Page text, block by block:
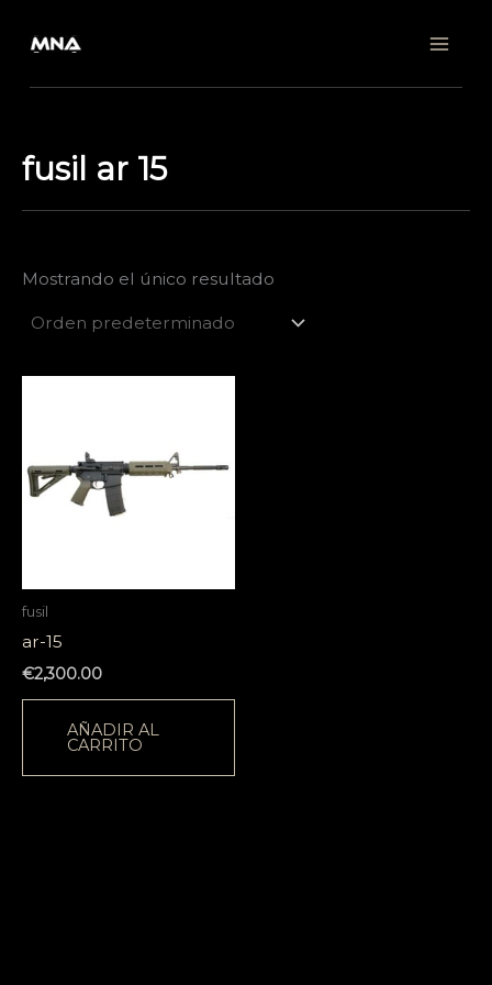
fusil ar 15
Mostrando el único resultado
fusil
ar-15
€2,300.00
AÑADIR AL
CARRITO